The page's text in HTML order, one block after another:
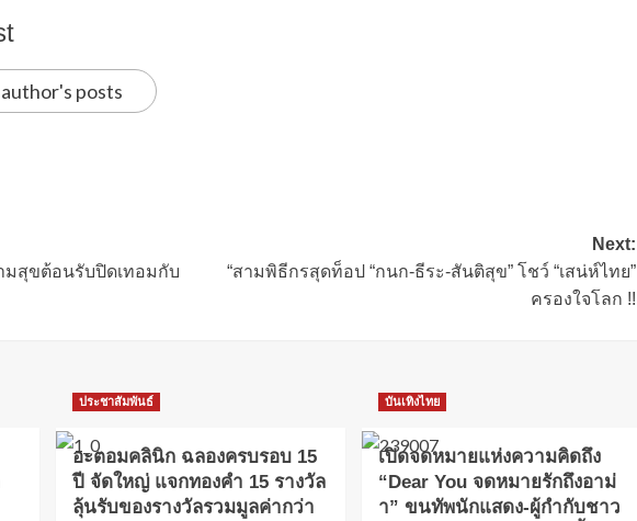
author's posts
มสุขต้อนรับปิดเทอมกับ
Next:
“สามพิธีกรสุดท็อป “กนก-ธีระ-สันติสุข” โชว์ “เสน่ห์ไทย”
ครองใจโลก !!
ประชาสัมพันธ์
อะตอมคลินิก ฉลองครบรอบ 15
ปี จัดใหญ่ แจกทองคำ 15 รางวัล
ลุ้นรับของรางวัลรวมมูลค่ากว่า
บันเทิงไทย
เปิดจดหมายแห่งความคิดถึง
“Dear You จดหมายรักถึงอาม่
า” ขนทัพนักแสดง-ผู้กำกับชาว